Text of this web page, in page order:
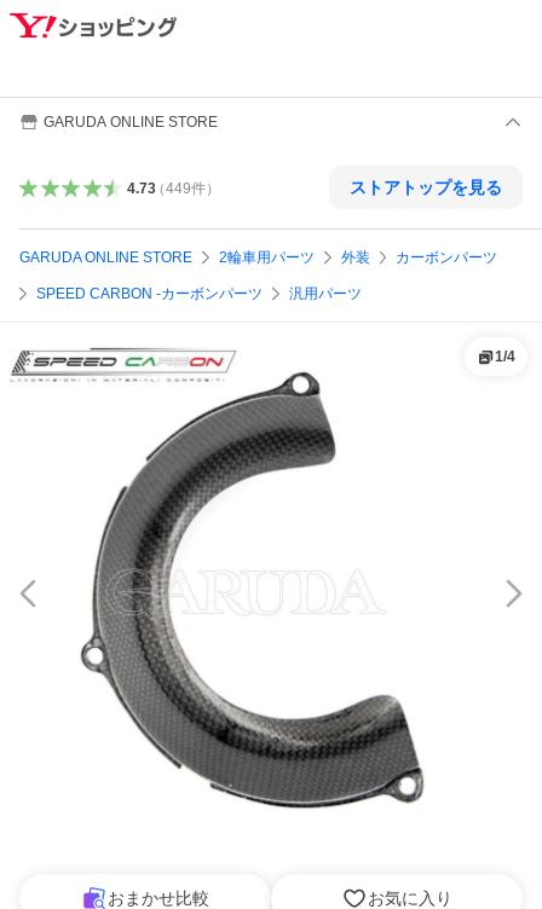
GARUDA ONLINE STORE
4.73（449件） ストアトップを見る
GARUDA ONLINE STORE 2輪車用パーツ 外装 カーボンパーツ
SPEED CARBON -カーボンパーツ 汎用パーツ
1/4
おまかせ比較 お気に入り